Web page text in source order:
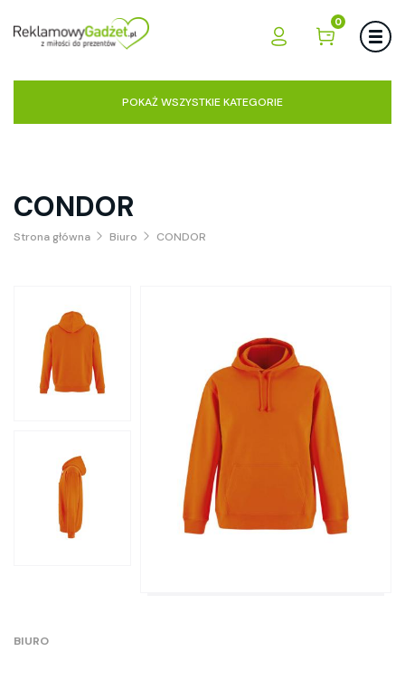
0
POKAŻ WSZYSTKIE KATEGORIE
CONDOR
Strona główna Biuro CONDOR
BIURO